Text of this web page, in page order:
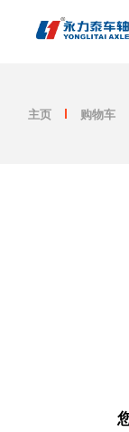
主页 购物车